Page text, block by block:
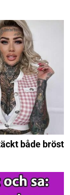
både bröst